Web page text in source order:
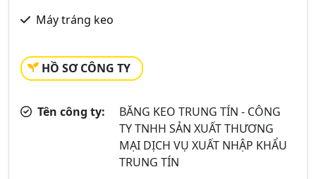
Máy tráng keo
HỒ SƠ CÔNG TY
Tên công ty:
BĂNG KEO TRUNG TÍN - CÔNG
TY TNHH SẢN XUẤT THƯƠNG
MẠI DỊCH VỤ XUẤT NHẬP KHẨU
TRUNG TÍN